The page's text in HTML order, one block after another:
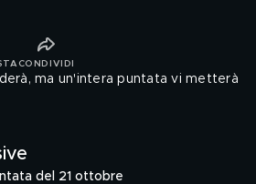
CONDIVIDI
ma un'intera puntata vi metterà
del 21 ottobre